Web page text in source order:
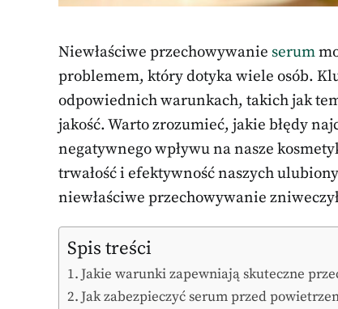
Niewłaściwe przechowywanie serum
problemem, który dotyka wiele osób.
odpowiednich warunkach, takich jak
jakość. Warto zrozumieć, jakie błędy
negatywnego wpływu na nasze
trwałość i efektywność naszych
niewłaściwe przechowywanie
Spis treści
Jakie warunki zapewniają skuteczne
Jak zabezpieczyć serum przed